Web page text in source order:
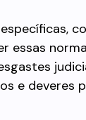
essas
e deveres